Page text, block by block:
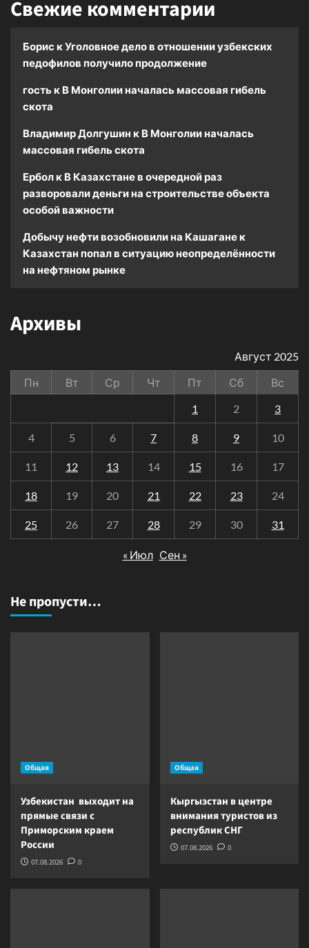
Свежие комментарии
Борис кУголовное дело в отношении узбекских
педофилов получило продолжение
гость к В Монголии началась массовая гибель
скота
Владимир Долгушин к В Монголии началась
массовая гибель скота
Ербол к В Казахстане в очередной раз
разворовали деньги на строительстве объекта
особой важности
Добычу нефти возобновили на Кашагане к
Казахстан попал в ситуацию неопределённости
на нефтяном рынке
Архивы
Август 2025
Пн
Вт Ср Чт Пт Сб
Вс
1
2 3
4 5 6 7 8 9 10
11 12 13 14 15 16 17
18 19 20 21 22 23 24
25 26 27 28 29 30 31
« Июл Сен »
Не пропусти…
Общая
Узбекистан выходит на
прямые связи с
Приморским краем
России
07.08.2026 0
Общая
Кыргызстан в центре
внимания туристов из
республик СНГ
07.08.2026 0